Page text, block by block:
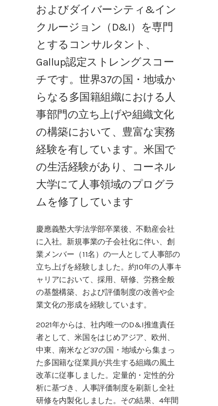
およびダイバーシティ&イン
クルージョン（D&I）を専門
とするコンサルタント、
Gallup認定ストレングスコー
チです。世界37の国・地域か
らなる多国籍組織における人
事部門の立ち上げや組織文化
の構築において、豊富な実務
経験を有しています。米国で
の生活経験があり、コーネル
大学にて人事領域のプログラ
ムを修了 しています
慶應義塾大学法学部卒業後、不動産会社
に入社。新規事業の子会社化に伴い、創
業メンバー（11名）の一人として人事部の
立ち上げを経験しました。約10年の人事キ
ャリアにおいて、採用、研修、労務全般
の基盤構築、および評価制度の改善や企
業文化の形成を経験しています。
2021年からは、社内唯一のD&I推進責任
者として、米国をはじめアジア、欧州、
中東、南米など37の国・地域から集まっ
た多国籍な従業員が共生する組織の風土
改革に従事しました。定量的・定性的分
析に基づき、人事評価制度を刷新し全社
研修を内製化しました。その結果、4年間